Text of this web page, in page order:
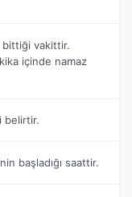
bittiği vakittir.
içinde namaz
belirtir.
başladığı saattir.